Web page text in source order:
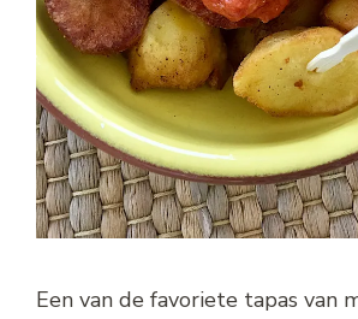
Een van de favoriete tapas van